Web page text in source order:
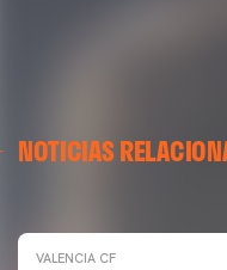
NOTICIAS
ENTRENAMIENTO
VALENCIA CF